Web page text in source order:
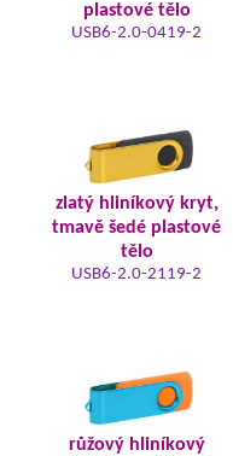
plastové tělo
USB6-2.0-0419-2
zlatý hliníkový kryt,
tmavě šedé plastové
tělo
USB6-2.0-2119-2
růžový hliníkový